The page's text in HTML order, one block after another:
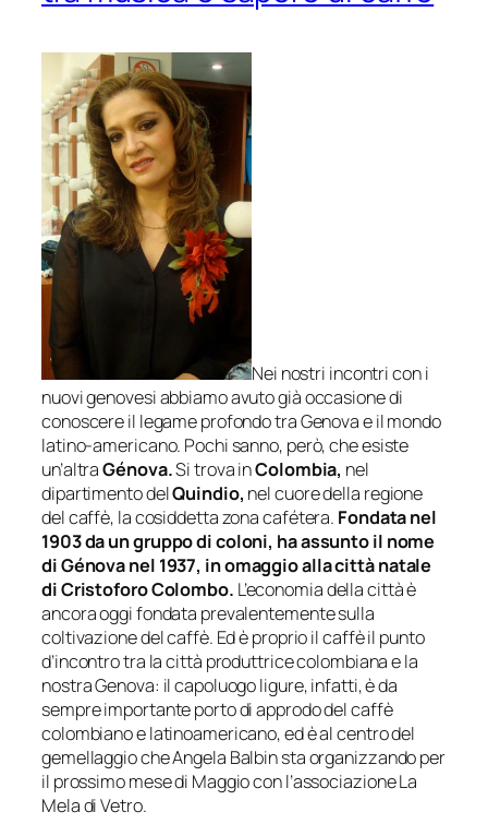
Nei nostri incontri con i
nuovi genovesi abbiamo avuto già occasione di
conoscere il legame profondo tra Genova e il mondo
latino-americano. Pochi sanno, però, che esiste
un’altraGénova.Si trova inColombia, nel
dipartimento delQuindio, nel cuore della regione
del caffè, la cosiddettazona cafétera. Fondata nel
1903 da un gruppo di coloni, ha assunto il nome
diGénovanel 1937, in omaggio alla città natale
di Cristoforo Colombo. L’economia della città è
ancora oggi fondata prevalentemente sulla
coltivazione del caffè. Ed è proprio il caffè il punto
d’incontro tra la città produttrice colombiana e la
nostra Genova: il capoluogo ligure, infatti, è da
sempre importante porto di approdo del caffè
colombiano e latinoamericano, ed è al centro del
gemellaggio che Angela Balbin sta organizzando per
il prossimo mese di Maggio con l’associazione La
Mela di Vetro.